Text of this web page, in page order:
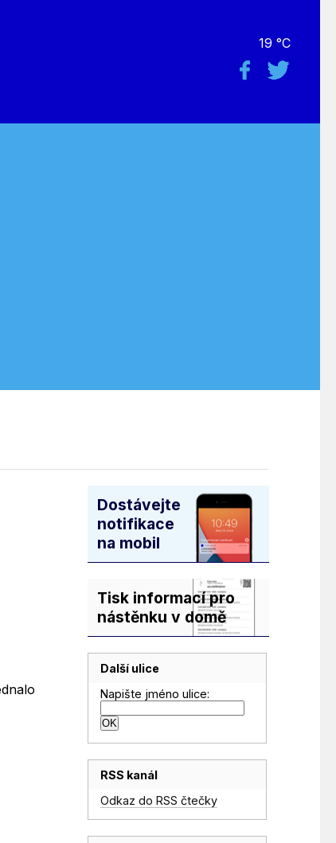
19 °C
Dostávejte
notifikace
na mobil
Tisk informací pro
nástěnku v domě
Další ulice
Napište jméno ulice:
RSS kanál
Odkaz do RSS čtečky